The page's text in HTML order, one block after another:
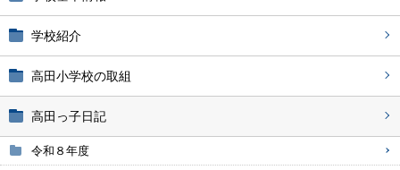
学校紹介
高田小学校の取組
高田っ子日記
令和８年度